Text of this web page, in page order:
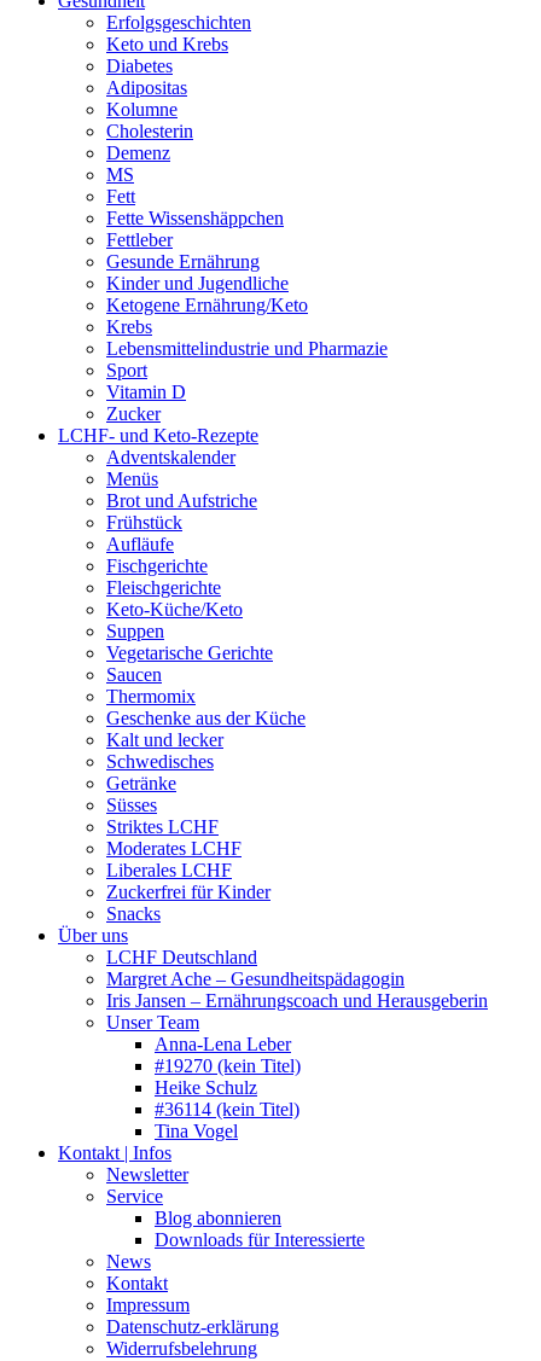
Erfolgsgeschichten
Keto und Krebs
Diabetes
Adipositas
Kolumne
Cholesterin
Demenz
MS
Fett
Fette Wissenshäppchen
Fettleber
Gesunde Ernährung
Kinder und Jugendliche
Ketogene Ernährung/Keto
Krebs
Lebensmittelindustrie und Pharmazie
Sport
Vitamin D
Zucker
LCHF- und Keto-Rezepte
Adventskalender
Menüs
Brot und Aufstriche
Frühstück
Aufläufe
Fischgerichte
Fleischgerichte
Keto-Küche/Keto
Suppen
Vegetarische Gerichte
Saucen
Thermomix
Geschenke aus der Küche
Kalt und lecker
Schwedisches
Getränke
Süsses
Striktes LCHF
Moderates LCHF
Liberales LCHF
Zuckerfrei für Kinder
Snacks
Über uns
LCHF Deutschland
Margret Ache – Gesundheitspädagogin
Iris Jansen – Ernährungscoach und Herausgeberin
Unser Team
Anna-Lena Leber
#19270 (kein Titel)
Heike Schulz
#36114 (kein Titel)
Tina Vogel
Kontakt | Infos
Newsletter
Service
Blog abonnieren
Downloads für Interessierte
News
Kontakt
Impressum
Datenschutz-erklärung
Widerrufsbelehrung